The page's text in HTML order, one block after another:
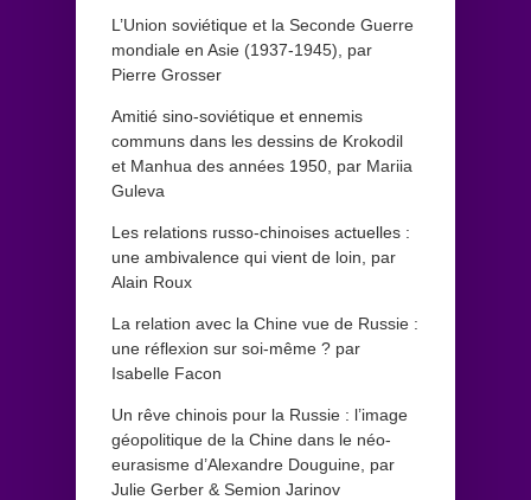
L’Union soviétique et la Seconde Guerre
mondiale en Asie (1937-1945), par
Pierre Grosser
Amitié sino-soviétique et ennemis
communs dans les dessins de Krokodil
et Manhua des années 1950, par Mariia
Guleva
Les relations russo-chinoises actuelles :
une ambivalence qui vient de loin, par
Alain Roux
La relation avec la Chine vue de Russie :
une réflexion sur soi-même ? par
Isabelle Facon
Un rêve chinois pour la Russie : l’image
géopolitique de la Chine dans le néo-
eurasisme d’Alexandre Douguine, par
Julie Gerber & Semion Jarinov